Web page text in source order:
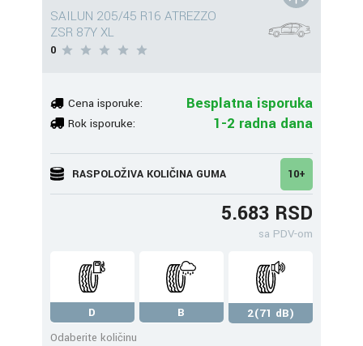
SAILUN 205/45 R16 ATREZZO
ZSR 87Y XL
0
Cena isporuke: Besplatna isporuka
Rok isporuke: 1-2 radna dana
RASPOLOŽIVA KOLIČINA GUMA 10+
5.683 RSD
sa PDV-om
D B
2(71 dB)
Odaberite količinu